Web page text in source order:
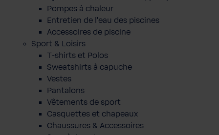
Pompes à chaleur
Entretien de l'eau des piscines
Accessoires de piscine
Sport & Loisirs
T-shirts et Polos
Sweatshirts à capuche
Vestes
Pantalons
Vêtements de sport
Casquettes et chapeaux
Chaussures & Accessoires